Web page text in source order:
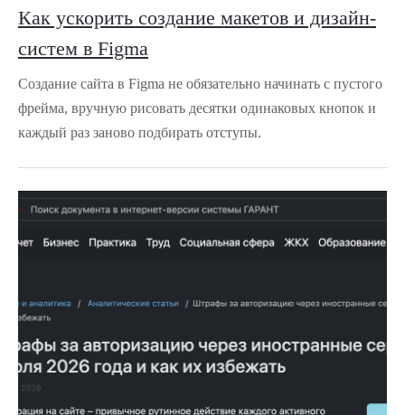
Как ускорить создание макетов и дизайн-
систем в Figma
Создание сайта в Figma не обязательно начинать с пустого
фрейма, вручную рисовать десятки одинаковых кнопок и
каждый раз заново подбирать отступы.